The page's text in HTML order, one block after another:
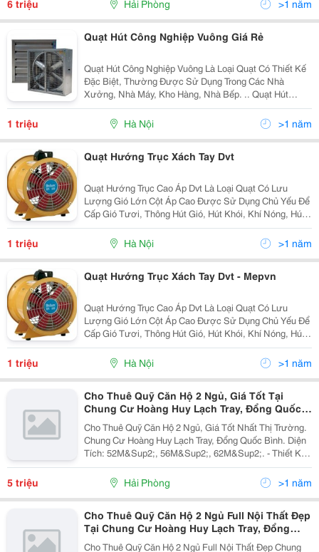
6 triệu Hải Phòng >1 năm
Quạt Hút Công Nghiệp Vuông Giá Rẻ
Quạt Hút Công Nghiệp Vuông Là Loại Quạt Có Thiết Kế
Đặc Biệt, Thường Được Sử Dụng Trong Các Nhà
Xưởng, Nhà Máy, Kho Hàng, Nhà Bếp. .. Quạt Hút
Vuông Công Nghiệp Có Khả Năng Hút Gió Mạnh Mẽ,
Làm Mát Và Thông Thoáng Không Khí, Giảm Nhiệt Độ
Và Độ Ẩm,...
1 triệu Hà Nội >1 năm
Quạt Hướng Trục Xách Tay Dvt
Quạt Hướng Trục Cao Áp Dvt Là Loại Quạt Có Lưu
Lượng Gió Lớn Cột Áp Cao Được Sử Dụng Chủ Yếu Để
Cấp Gió Tươi, Thông Hút Gió, Hút Khói, Khí Nóng, Hút
Khí Thải, Hút Mùi, Hút Bụi Trong Các Công Trình Trong
Phòng Kín, Tầng Hầm, Nhà Máy, Xưởng Sản Xuất,...
1 triệu Hà Nội >1 năm
Quạt Hướng Trục Xách Tay Dvt - Mepvn
Quạt Hướng Trục Cao Áp Dvt Là Loại Quạt Có Lưu
Lượng Gió Lớn Cột Áp Cao Được Sử Dụng Chủ Yếu Để
Cấp Gió Tươi, Thông Hút Gió, Hút Khói, Khí Nóng, Hút
Khí Thải, Hút Mùi, Hút Bụi Trong Các Công Trình Trong
Phòng Kín, Tầng Hầm, Nhà Máy, Xưởng Sản Xuất,...
1 triệu Hà Nội >1 năm
Cho Thuê Quỹ Căn Hộ 2 Ngủ, Giá Tốt Tại
Chung Cư Hoàng Huy Lạch Tray, Đổng Quốc
Bình.
Cho Thuê Quỹ Căn Hộ 2 Ngủ, Giá Tốt Nhất Thị Trường.
Chung Cư Hoàng Huy Lạch Tray, Đổng Quốc Bình. Diện
Tích: 52M&Sup2;, 56M&Sup2;, 62M&Sup2;. - Thiết Kế:
2 Ngủ, 2 Wc, 1 Phòng Khách, Bếp, Ban Công Hút Gió. -
Vị Trí Trung Tâm, Thuận Tiện Giao...
5 triệu Hải Phòng >1 năm
Cho Thuê Quỹ Căn Hộ 2 Ngủ Full Nội Thất Đẹp
Tại Chung Cư Hoàng Huy Lạch Tray, Đổng
Quốc Bình.
Cho Thuê Quỹ Căn Hộ 2 Ngủ Full Nội Thất Đẹp Chung